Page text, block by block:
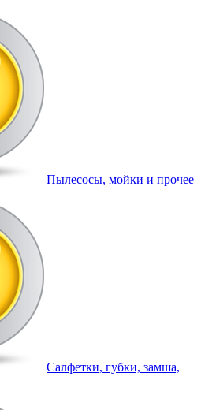
Пылесосы, мойки и прочее
Салфетки, губки, замша,